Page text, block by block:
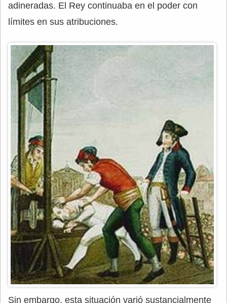
adineradas. El Rey continuaba en el poder con
límites en sus atribuciones.
Sin embargo, esta situación varió sustancialmente